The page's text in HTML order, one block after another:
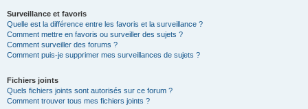
Surveillance et favoris
Quelle est la différence entre les favoris et la surveillance ?
Comment mettre en favoris ou surveiller des sujets ?
Comment surveiller des forums ?
Comment puis-je supprimer mes surveillances de sujets ?
Fichiers joints
Quels fichiers joints sont autorisés sur ce forum ?
Comment trouver tous mes fichiers joints ?